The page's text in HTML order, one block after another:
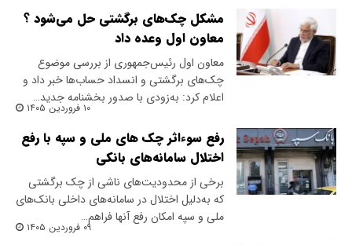
مشکل چک‌های برگشتی حل می‌شود ؟
معاون اول وعده داد
معاون اول رئیس‌جمهوری از بررسی موضوع
چک‌های برگشتی و انسداد حساب‌ها خبر داد و
اعلام کرد: به‌زودی با صدور بخشنامه جدید…
۱۰ فروردین ۱۴۰۵
رفع سوءاثر چک های ملی و سپه با رفع
اختلال سامانه‌های بانکی
برخی از محدودیت‌های ناشی از چک برگشتی
که به‌دلیل اختلال در سامانه‌های داخلی بانک‌های
ملی و سپه امکان رفع آنها فراهم…
۰۹ فروردین ۱۴۰۵